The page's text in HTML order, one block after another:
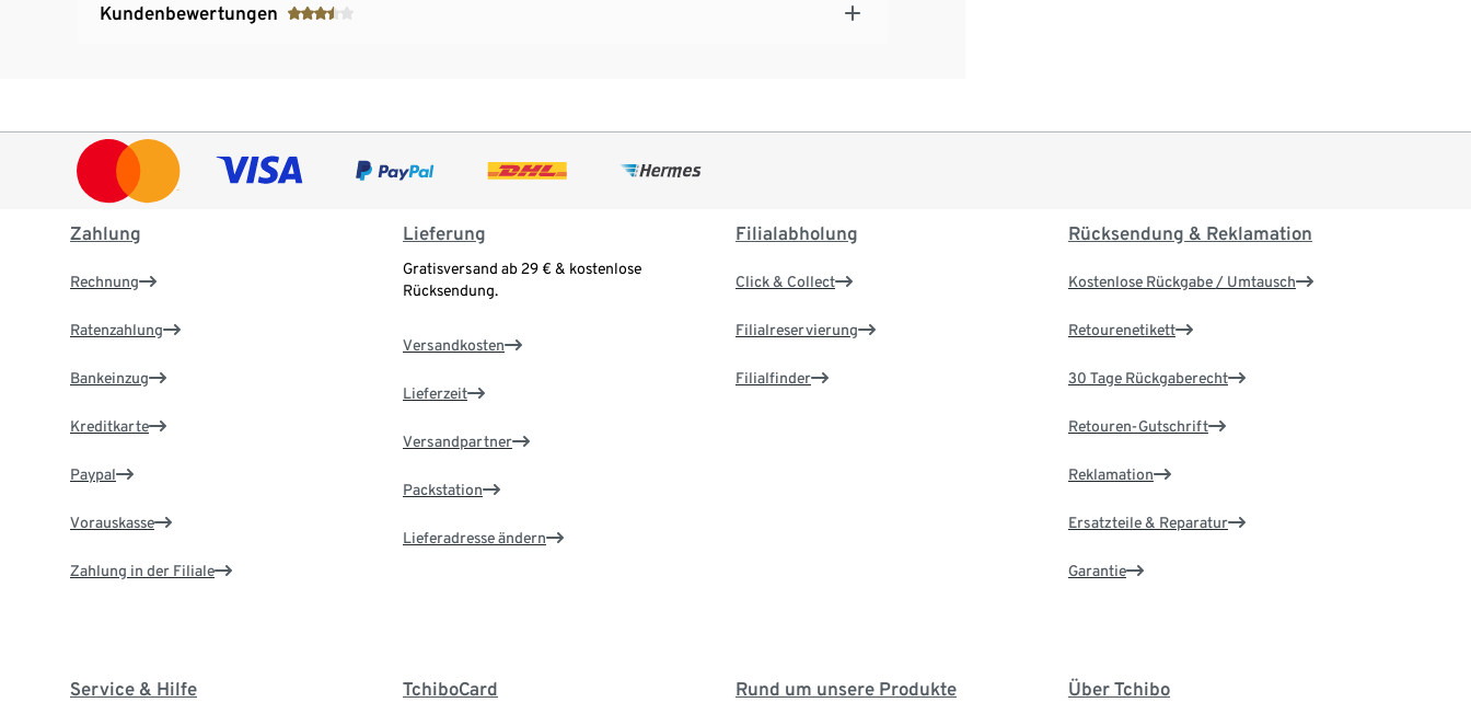
Kundenbewertungen
Zahlung
Rechnung
Ratenzahlung
Bankeinzug
Kreditkarte
Paypal
Vorauskasse
Zahlung in der Filiale
Lieferung
Gratisversand ab 29 € & kostenlose
Rücksendung.
Versandkosten
Lieferzeit
Versandpartner
Packstation
Lieferadresse ändern
Filialabholung
Click & Collect
Filialreservierung
Filialfinder
Rücksendung & Reklamation
Kostenlose Rückgabe / Umtausch
Retourenetikett
30 Tage Rückgaberecht
Retouren-Gutschrift
Reklamation
Ersatzteile & Reparatur
Garantie
Service & Hilfe TchiboCard Rund um unsere Produkte Über Tchibo